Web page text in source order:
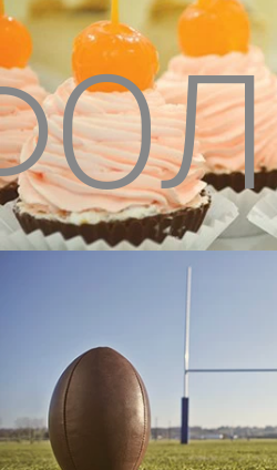
Крона
Дитячо-юнацька